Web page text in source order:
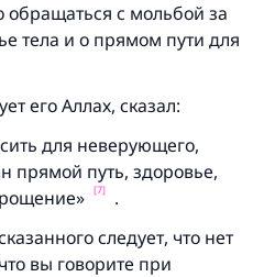
обращаться с мольбой за
тела и о прямом пути для
его Аллах, сказал:
для неверующего,
прямой путь, здоровье,
[7]
.
следует, что нет
вы говорите при